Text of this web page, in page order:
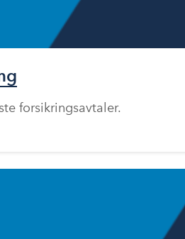
forsikringsavtaler.